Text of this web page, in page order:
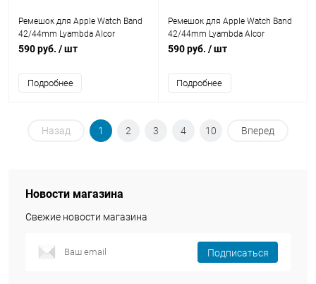
Ремешок для Apple Watch Band
42/44mm Lyambda Alcor
спортивный силиконовый
590 руб. / шт
Подробнее
Ремешок для Apple Watch Band
42/44mm Lyambda Alcor
спортивный силиконовый
590 руб. / шт
Подробнее
Назад 1 2 3 4 10 Вперед
Новости магазина
Свежие новости магазина
Подписаться